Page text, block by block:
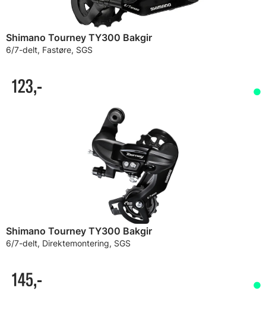
Shimano Tourney TY300 Bakgir
6/7-delt, Fastøre, SGS
123,-
Shimano Tourney TY300 Bakgir
6/7-delt, Direktemontering, SGS
145,-